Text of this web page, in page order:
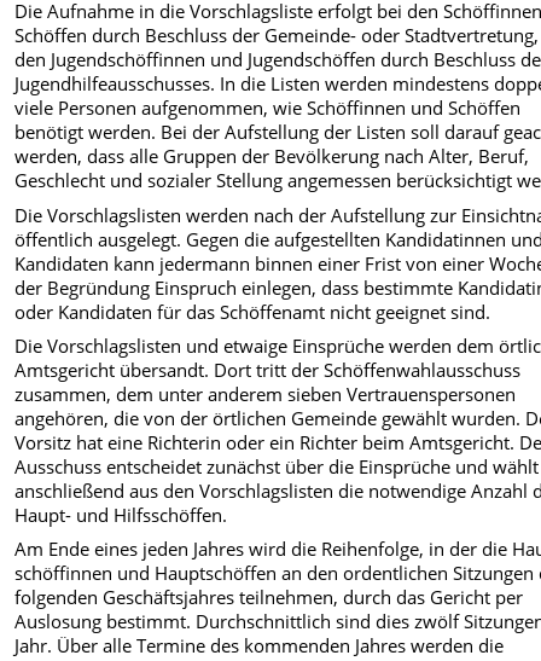
Die Aufnahme in die Vorschlagsliste erfolgt bei den
Schöf­fen durch Beschluss der Gemeinde- oder
den Jugend­schöffinnen und Jugendschöffen durch Beschluss
Jugendhilfeausschusses. In die Listen werden mindestens
viele Personen aufgenommen, wie Schöffinnen und Schöffen
benötigt wer­den. Bei der Aufstellung der Listen soll darauf
werden, dass alle Gruppen der Bevölkerung nach Alter, Beruf,
Geschlecht und sozialer Stellung angemessen berücksichtigt
Die Vorschlagslisten werden nach der Aufstellung zur
öffentlich ausgelegt. Gegen die aufgestellten Kan­didatinnen
Kandidaten kann jeder­mann binnen einer Frist von einer
der Begründung Einspruch einlegen, dass bestimmte
oder Kandidaten für das Schöffenamt nicht geeignet sind.
Die Vorschlagslisten und etwaige Einsprüche werden dem
Amtsgericht übersandt. Dort tritt der Schöffenwahlausschuss
zusammen, dem unter anderem sieben Vertrauens­personen
angehören, die von der ört­lichen Gemeinde gewählt wurden.
Vorsitz hat eine Richterin oder ein Richter beim Amtsgericht.
Aus­schuss entscheidet zunächst über die Einsprüche und wählt
anschließend aus den Vorschlagslisten die notwendige Anzahl
Haupt- und Hilfsschöffen.
Am Ende eines jeden Jahres wird die Reihenfolge, in der die
schöffinnen und Hauptschöffen an den ordentlichen Sitzungen
folgenden Geschäftsjahres teilnehmen, durch das Gericht per
Auslosung bestimmt. Durch­schnittlich sind dies zwölf
Jahr. Über alle Termine des kommen­den Jahres werden die